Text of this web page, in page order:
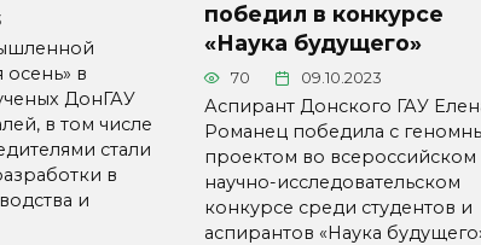
осень» в
ДонГАУ
в том числе
стали
в
и
победил в конкурсе
«Наука будущего»
70 09.10.2023
Аспирант Донского ГАУ
Романец победила с
проектом во всероссийском
научно-исследовательском
конкурсе среди студентов и
аспирантов «Наука